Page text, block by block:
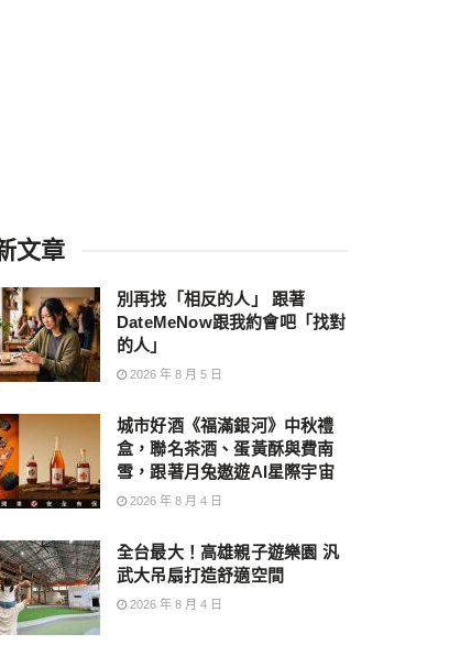
文章
別再找「相反的人」 跟著
DateMeNow跟我約會吧「找對
的人」
2026 年 8 月 5 日
城市好酒《福滿銀河》中秋禮
盒，聯名茶酒、蛋黃酥與費南
雪，跟著月兔遨遊AI星際宇宙
2026 年 8 月 4 日
全台最大！高雄親子遊樂園 汎
武大吊扇打造舒適空間
2026 年 8 月 4 日